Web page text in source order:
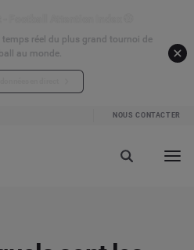
temps réel du plus grand tournoi de
au monde.
NOUS CONTACTER